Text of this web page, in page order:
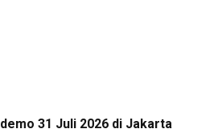
31 Juli 2026 di Jakarta